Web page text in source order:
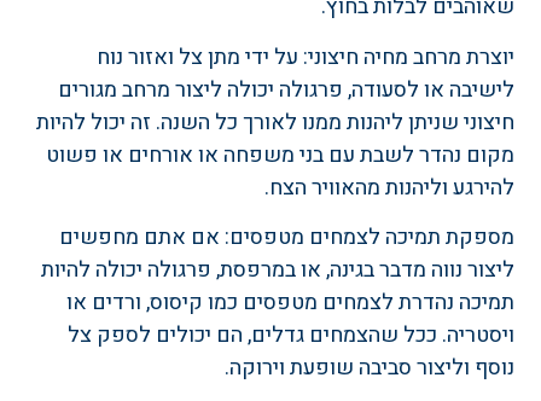
שאוהבים לבלות בחוץ.
יוצרת מרחב מחיה חיצוני: על ידי מתן צל ואזור נוח
לישיבה או לסעודה, פרגולה יכולה ליצור מרחב מגורים
חיצוני שניתן ליהנות ממנו לאורך כל השנה. זה יכול להיות
מקום נהדר לשבת עם בני משפחה או אורחים או פשוט
להירגע וליהנות מהאוויר הצח.
מספקת תמיכה לצמחים מטפסים: אם אתם מחפשים
ליצור נווה מדבר בגינה, או במרפסת, פרגולה יכולה להיות
תמיכה נהדרת לצמחים מטפסים כמו קיסוס, ורדים או
ויסטריה. ככל שהצמחים גדלים, הם יכולים לספק צל
נוסף וליצור סביבה שופעת וירוקה.